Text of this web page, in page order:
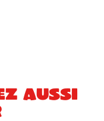
aussi